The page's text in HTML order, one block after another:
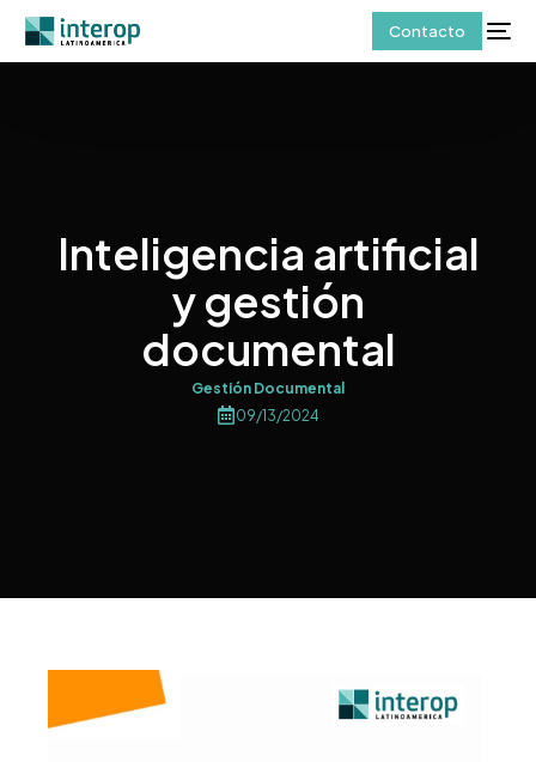
Contacto
Inteligencia artificial
y gestión
documental
Gestión Documental
09/13/2024